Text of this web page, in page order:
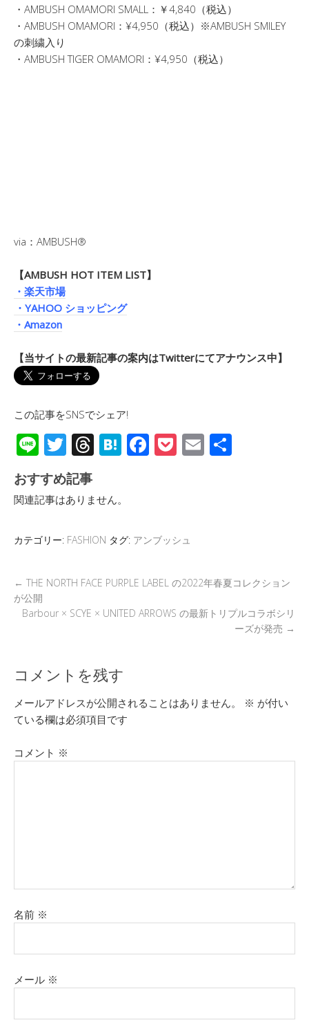
・AMBUSH OMAMORI SMALL：￥4,840（税込）
・AMBUSH OMAMORI：¥4,950（税込）※AMBUSH SMILEY
の刺繍入り
・AMBUSH TIGER OMAMORI：¥4,950（税込）
via：AMBUSH®
【AMBUSH HOT ITEM LIST】
・楽天市場
・YAHOO ショッピング
・Amazon
【当サイトの最新記事の案内はTwitterにてアナウンス中】
この記事をSNSでシェア!
Li
n
e
T
wi
tt
er
T
hr
e
a
d
H
at
a
F
ac
o
o
k
P
o
E
m
おすすめ記事
関連記事はありません。
カテゴリー: FASHION タグ: アンブッシュ
← THE NORTH FACE PURPLE LABEL の2022年春夏コレクション
が公開
Barbour × SCYE × UNITED ARROWS の最新トリプルコラボシリ
ーズが発売 →
コメントを残す
メールアドレスが公開されることはありません。 ※ が付い
ている欄は必須項目です
コメント ※
名前 ※
メール ※